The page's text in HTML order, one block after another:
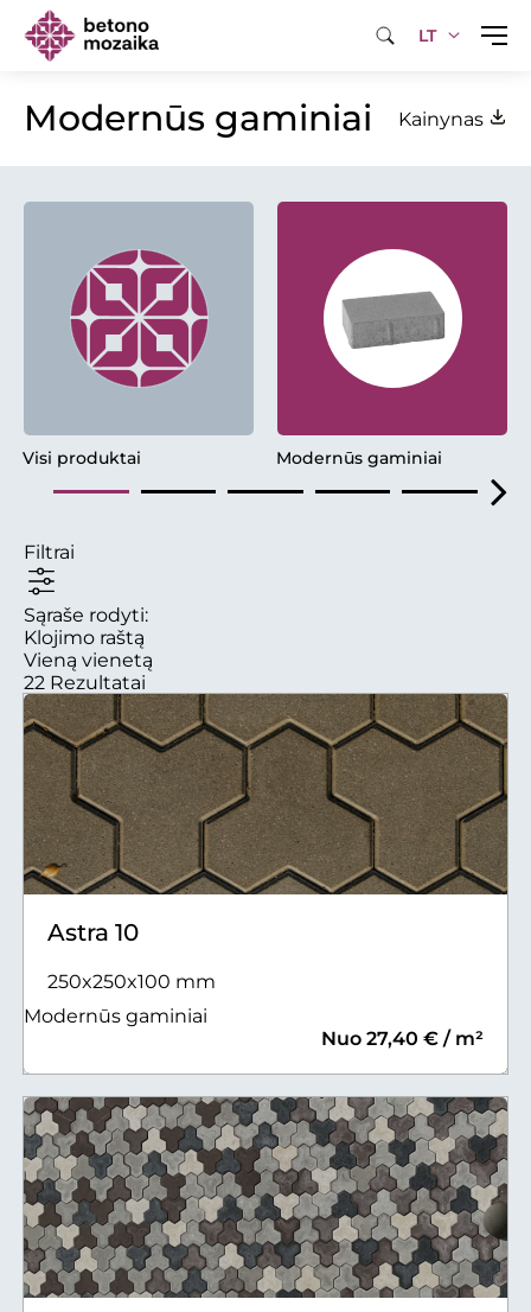
LT
Modernūs gaminiai Kainynas
Visi produktai Modernūs gaminiai
Filtrai
Sąraše rodyti:
Klojimo raštą
Vieną vienetą
22 Rezultatai
Astra 10
250x250x100 mm
Modernūs gaminiai
Nuo 27,40 € / m²